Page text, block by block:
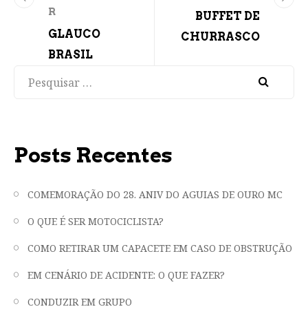
R
GLAUCO
BRASIL
BUFFET DE
CHURRASCO
Posts Recentes
COMEMORAÇÃO DO 28. ANIV DO AGUIAS DE OURO MC
O QUE É SER MOTOCICLISTA?
COMO RETIRAR UM CAPACETE EM CASO DE OBSTRUÇÃO
EM CENÁRIO DE ACIDENTE: O QUE FAZER?
CONDUZIR EM GRUPO